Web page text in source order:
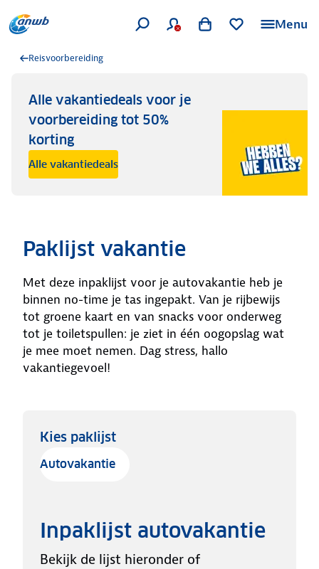
Menu
Reisvoorbereiding
Alle vakantiedeals voor je
voorbereiding tot 50%
korting
Alle vakantiedeals
Paklijst vakantie
Met deze inpaklijst voor je autovakantie heb je
binnen no-time je tas ingepakt. Van je rijbewijs
tot groene kaart en van snacks voor onderweg
tot je toiletspullen: je ziet in één oogopslag wat
je mee moet nemen. Dag stress, hallo
vakantiegevoel!
Kies paklijst
Autovakantie
Inpaklijst autovakantie
Bekijk de lijst hieronder of